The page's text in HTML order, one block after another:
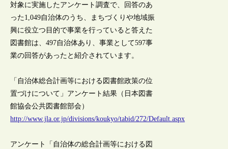
対象に実施したアンケート調査で、回答のあ
った1,049自治体のうち、まちづくりや地域振
興に役立つ目的で事業を行っていると答えた
図書館は、497自治体あり、事業として597事
業の回答があったと紹介されています。
「自治体総合計画等における図書館政策の位
置づけについて」アンケート結果（日本図書
館協会公共図書館部会）
http://www.jla.or.jp/divisions/koukyo/tabid/272/Default.aspx
アンケート「自治体の総合計画等における図